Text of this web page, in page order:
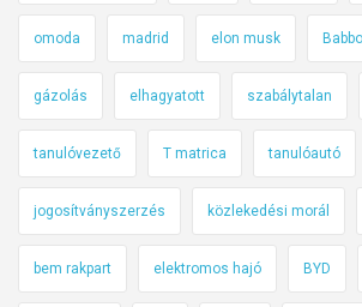
omoda madrid elon musk
gázolás elhagyatott szabálytalan
tanulóvezető T matrica tanulóautó
jogosítványszerzés közlekedési morál
bem rakpart elektromos hajó BYD